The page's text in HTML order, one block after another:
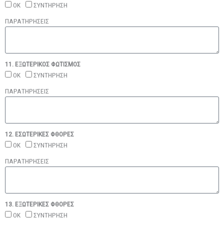
ΟΚ
ΣΥΝΤΗΡΗΣΗ
ΠΑΡΑΤΗΡΗΣΕΙΣ
11. ΕΞΩΤΕΡΙΚΟΣ ΦΩΤΙΣΜΟΣ
ΟΚ
ΣΥΝΤΗΡΗΣΗ
ΠΑΡΑΤΗΡΗΣΕΙΣ
12. ΕΣΩΤΕΡΙΚΕΣ ΦΘΟΡΕΣ
ΟΚ
ΣΥΝΤΗΡΗΣΗ
ΠΑΡΑΤΗΡΗΣΕΙΣ
13. ΕΞΩΤΕΡΙΚΕΣ ΦΘΟΡΕΣ
ΟΚ
ΣΥΝΤΗΡΗΣΗ